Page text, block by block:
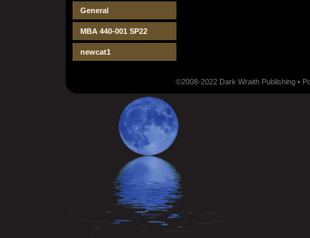
General
MBA 440-001 SP22
newcat1
©2008-2022 Dark Wraith Publishing •